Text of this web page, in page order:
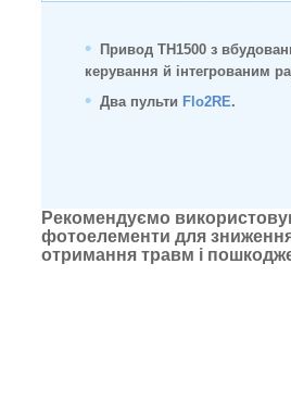
Привод TH1500 з
керування й інтегрованим
Два пульти Flo2RE.
Рекомендуємо
фотоелементи для
отримання травм і